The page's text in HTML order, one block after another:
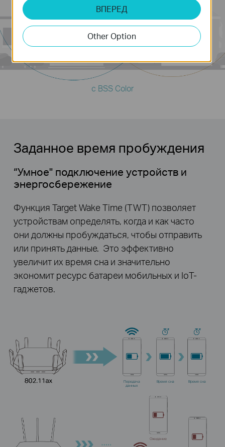
с BSS Color
Передача
данных
Время сна Время сна
Ожидание
Заданное время пробуждения
“Умное" подключение устройств и
энергосбережение
Функция Target Wake Time (TWT) позволяет
устройствам определять, когда и как часто
они должны пробуждаться, чтобы отправить
или принять данные. Это эффективно
увеличит их время сна и значительно
экономит ресурс батареи мобильных и IoT-
гаджетов.
ВПЕРЕД
Other Option